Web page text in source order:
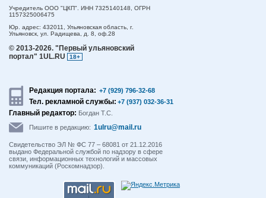
Учредитель ООО "ЦКП". ИНН 7325140148, ОГРН
1157325006475
Юр. адрес: 432011, Ульяновская область, г.
Ульяновск, ул. Радищева, д. 8, оф.28
© 2013-2026. "Первый ульяновский
портал" 1UL.RU
18+
Редакция портала: +7 (929) 796-32-68
Тел. рекламной службы: +7 (937) 032-36-31
Главный редактор: Богдан Т.С.
Пишите в редакцию: 1ulru@mail.ru
Свидетельство ЭЛ № ФС 77 – 68081 от 21.12.2016
выдано Федеральной службой по надзору в сфере
связи, информационных технологий и массовых
коммуникаций (Роскомнадзор).